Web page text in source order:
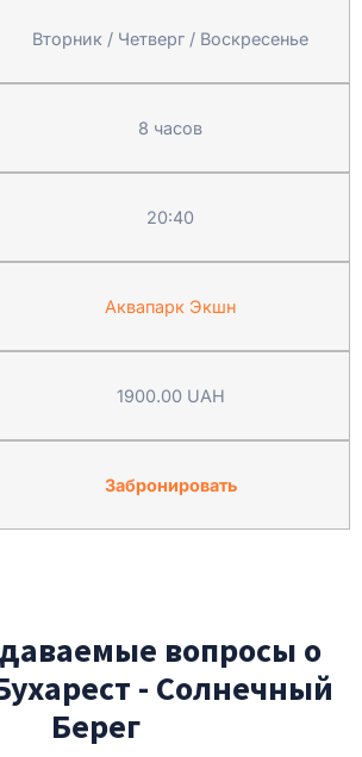
Вторник / Четверг / Воскресенье
8 часов
20:40
Аквапарк Экшн
1900.00 UAH
Забронировать
вопросы о
- Солнечный
Берег